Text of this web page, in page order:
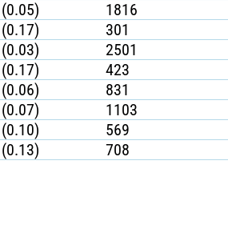
1816
301
2501
423
831
1103
569
708